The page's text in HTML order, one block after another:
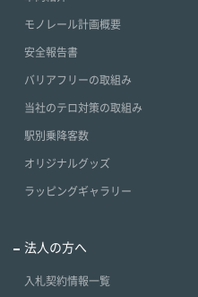
モノレール計画概要
安全報告書
バリアフリーの取組み
当社のテロ対策の取組み
駅別乗降客数
オリジナルグッズ
ラッピングギャラリー
法人の方へ
入札契約情報一覧